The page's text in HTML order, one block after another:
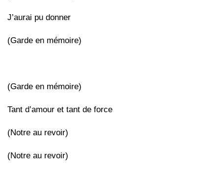
J’aurai pu donner
(Garde en mémoire)
(Garde en mémoire)
Tant d’amour et tant de force
(Notre au revoir)
(Notre au revoir)